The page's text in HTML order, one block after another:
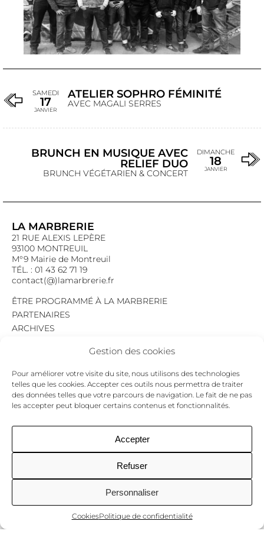
Gestion des cookies
Pour améliorer votre visite du site, nous utilisons des technologies
telles que les cookies. Accepter ces outils nous permettra de traiter
des données telles que votre parcours de navigation. Le fait de ne pas
les accepter peut bloquer certains contenus et fonctionnalités.
Accepter
Refuser
Personnaliser
CookiesPolitique de confidentialité
SAMEDI
17
JANVIER
ATELIER SOPHRO FÉMINITÉ
AVEC MAGALI SERRES
BRUNCH EN MUSIQUE AVEC
RELIEF DUO
BRUNCH VÉGÉTARIEN & CONCERT
DIMANCHE
18
JANVIER
LA MARBRERIE
21 RUE ALEXIS LEPÈRE
93100 MONTREUIL
M°9 Mairie de Montreuil
TÉL. : 01 43 62 71 19
contact(@)lamarbrerie.fr
ÊTRE PROGRAMMÉ À LA MARBRERIE
PARTENAIRES
ARCHIVES
MENTIONS LÉGALES
POLITIQUE DE CONFIDENTIALITÉ
COOKIES
NEWSLETTER
pour ne jamais passer à côté d’un événement.